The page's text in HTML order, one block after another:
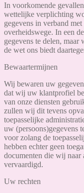
In voorkomende
wettelijke verplichting
gegevens in verband
overheidswege. In een
gegevens te delen,
de wet ons biedt
Bewaartermijnen
Wij bewaren uw
dat wij uw klantprofiel
van onze diensten
zullen wij dit tevens
toepasselijke
uw (persoons)gegevens
voor zolang de
hebben echter geen
documenten die wij naar
vervaardigd.
Uw rechten